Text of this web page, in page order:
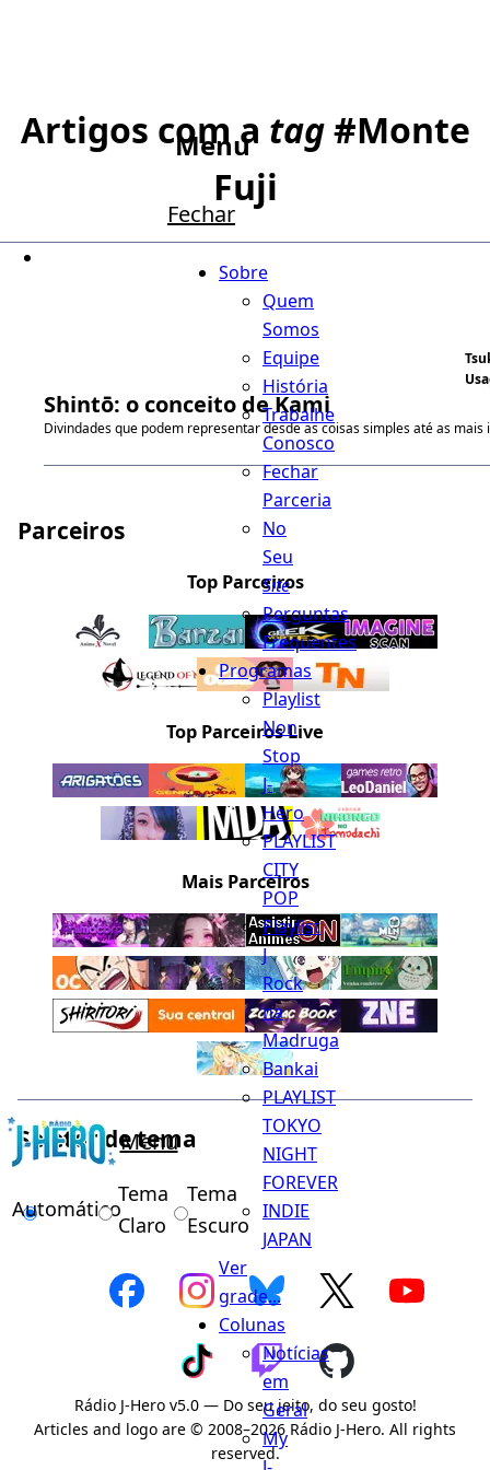
Menu
Menu
Fechar
Sobre
Quem
Somos
Equipe
História
Trabalhe
Conosco
Fechar
Parceria
No
Seu
Site
Perguntas
Frequentes
Programas
Playlist
Non
Stop
J-
Hero
PLAYLIST
CITY
POP
Playlist
J
Rock
na
Madruga
Bankai
PLAYLIST
TOKYO
NIGHT
FOREVER
INDIE
JAPAN
Ver
grade...
Colunas
Notícias
em
Geral
My
Artigos com a tag#Monte
Fuji
Shintō: o conceito de Kami
Divindades que podem representar desde as coisas simples até as mais
Parceiros
Top Parceiros
Top Parceiros Live
Mais Parceiros
Seletor de tema
Automático
Tema
Claro
Tema
Escuro
Rádio J-Hero v5.0 — Do seu jeito, do seu gosto!
Articles and logo are © 2008–2026 Rádio J-Hero. All rights
reserved.